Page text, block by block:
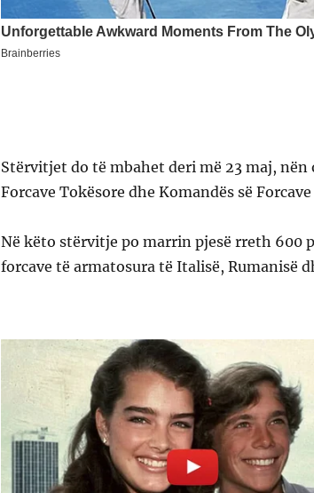
Stërvitjet do të mbahet deri më 23 maj, nën
Forcave Tokësore dhe Komandës së
Në këto stërvitje po marrin pjesë rreth 600
forcave të armatosura të Italisë, Rumanisë